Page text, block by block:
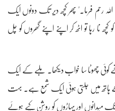
رحم فرما۔" پھر کچھ دیر تک دونوں ایک
نا رہا تو اٹھ کر اپنے اپنے گھروں کو چل
چھوٹا سا خواب دیکھا۔ ملبے کے ایک
ہاتھ میں جلتی ہوئی ایک شمع ہے۔ بہت
تک میدانوں اور پہاڑوں کو روشن کیے ہوئے